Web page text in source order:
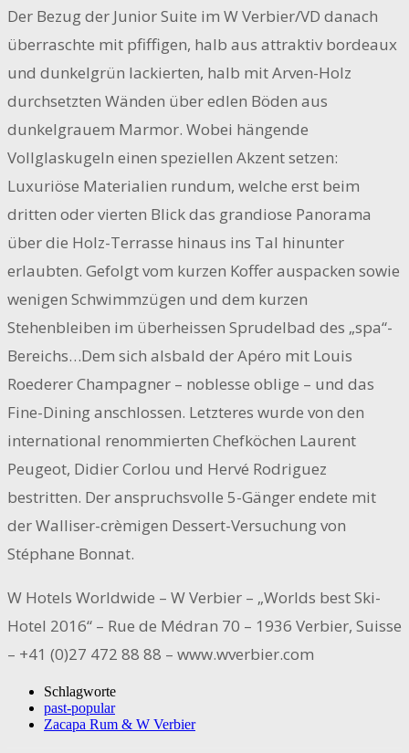
Der Bezug der Junior Suite im W Verbier/VD danach
überraschte mit pfiffigen, halb aus attraktiv bordeaux
und dunkelgrün lackierten, halb mit Arven-Holz
durchsetzten Wänden über edlen Böden aus
dunkelgrauem Marmor. Wobei hängende
Vollglaskugeln einen speziellen Akzent setzen:
Luxuriöse Materialien rundum, welche erst beim
dritten oder vierten Blick das grandiose Panorama
über die Holz-Terrasse hinaus ins Tal hinunter
erlaubten. Gefolgt vom kurzen Koffer auspacken sowie
wenigen Schwimmzügen und dem kurzen
Stehenbleiben im überheissen Sprudelbad des „spa“-
Bereichs…Dem sich alsbald der Apéro mit Louis
Roederer Champagner – noblesse oblige – und das
Fine-Dining anschlossen. Letzteres wurde von den
international renommierten Chefköchen Laurent
Peugeot, Didier Corlou und Hervé Rodriguez
bestritten. Der anspruchsvolle 5-Gänger endete mit
der Walliser-crèmigen Dessert-Versuchung von
Stéphane Bonnat.
W Hotels Worldwide – W Verbier – „Worlds best Ski-
Hotel 2016“ – Rue de Médran 70 – 1936 Verbier, Suisse
– +41 (0)27 472 88 88 – www.wverbier.com
Schlagworte
past-popular
Zacapa Rum & W Verbier